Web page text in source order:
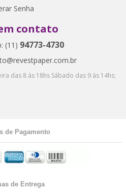
Senha
contato
(11) 94773-4730
das 8 às 18hs Sábado das 9 às 14hs;
de Pagamento
de Entrega